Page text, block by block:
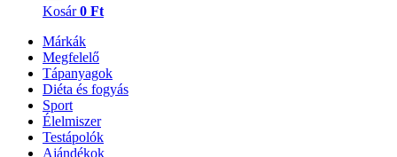
Kosár 0 Ft
Márkák
Megfelelő
Tápanyagok
Diéta és fogyás
Sport
Élelmiszer
Testápolók
Ajándékok